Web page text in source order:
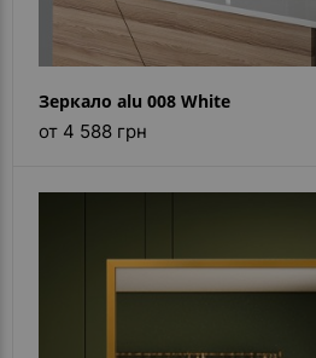
Зеркало alu 008 White
от 4 588 грн